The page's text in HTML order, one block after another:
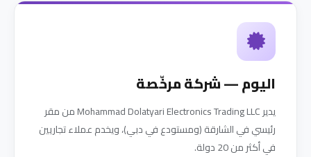
اليوم — شركة مرخّصة
يدير Mohammad Dolatyari Electronics Trading LLC من مقر
رئيسي في الشارقة (ومستودع في دبي)، ويخدم عملاء تجاريين
في أكثر من 20 دولة.